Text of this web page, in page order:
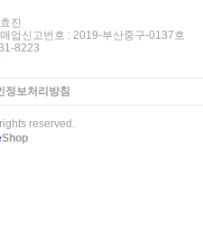
진
업신고번호 : 2019-부산중구-0137호
8223
정보처리방침
reserved.
Shop